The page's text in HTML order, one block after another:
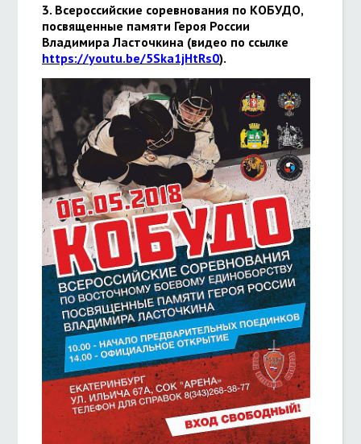
3. Всероссийские соревнования по КОБУДО,
посвященные памяти Героя России
Владимира Ласточкина (видео по ссылке
https://youtu.be/5Ska1jHtRs0).